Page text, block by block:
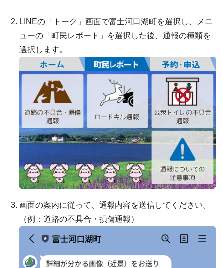
LINEの「トーク」画面で富士河口湖町を選択し、メニ
ューの「町民レポート」を選択した後、通報の種類を
選択します。
画面の案内に従って、通報内容を送信してください。
（例：道路の不具合・損傷通報）